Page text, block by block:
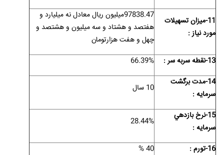
11-ميزان تسهيلات
مورد نياز :
97838.47میلیون ریال معادل نه میلیارد و
هفتصد و هشتاد و سه میلیون و هشتصد و
چهل و هفت هزارتومان
13-نقطه سربه سر :
66.39%
14-مدت برگشت
سرمايه :
10 سال
15-نرخ بازدهي
سرمايه :
28.44%
16-تورم :
40 %